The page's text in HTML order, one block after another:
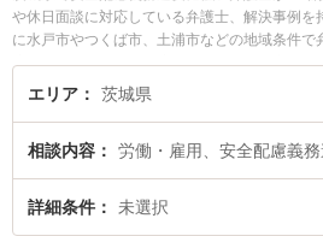
や休日面談に対応している弁護士、解決事例を
に水戸市やつくば市、土浦市などの地域条件で
雇用に関係する不当解雇や退職勧奨、内定取
索もでき便利です。特にベリーベスト法律事務
います。『茨城県で土日や夜間に発生した安全
ぐに弁護士に相談したい』『安全配慮義務違
くの弁護士を検索したい』『初回相談無料で安
エリア 茨城県
相談内容 労働・雇用、安全配慮義務
詳細条件 未選択